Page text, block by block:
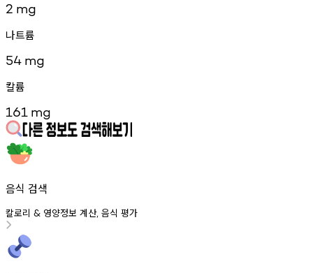
2 mg
나트륨
54 mg
칼륨
161 mg
음식 검색
칼로리 & 영양정보 계산, 음식 평가